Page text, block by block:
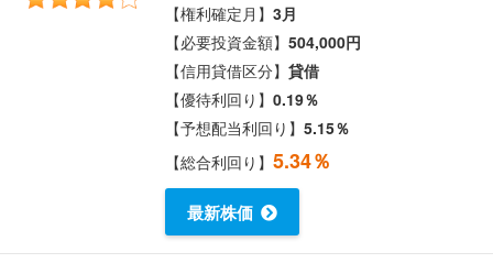
【権利確定月】3月
【必要投資金額】504,000円
【信用貸借区分】貸借
【優待利回り】0.19％
【予想配当利回り】5.15％
【総合利回り】5.34％
最新株価